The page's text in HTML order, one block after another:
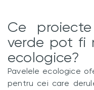
Ce
verde pot fi
ecologice?
Pavelele ecologice
pentru cei care